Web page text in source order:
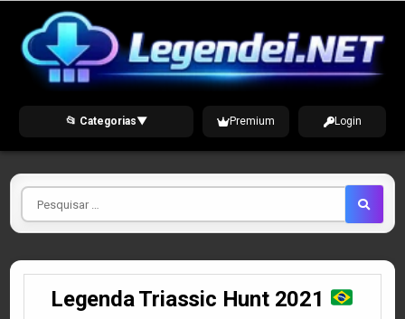
content
📂 Categorias▼ Premium Login
Pesquisar
por
Legenda Triassic Hunt 2021